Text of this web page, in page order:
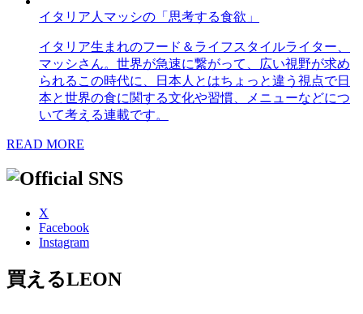
イタリア人マッシの「思考する食欲」
イタリア生まれのフード＆ライフスタイルライター、
マッシさん。世界が急速に繋がって、広い視野が求め
られるこの時代に、日本人とはちょっと違う視点で日
本と世界の食に関する文化や習慣、メニューなどにつ
いて考える連載です。
READ MORE
X
Facebook
Instagram
買えるLEON